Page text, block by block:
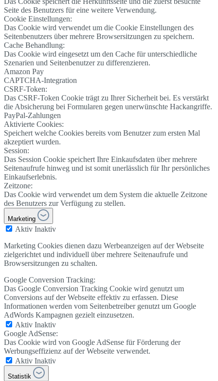
Seite des Benutzers für eine weitere Verwendung.
Cookie Einstellungen:
Das Cookie wird verwendet um die Cookie Einstellungen des
Seitenbenutzers über mehrere Browsersitzungen zu speichern.
Cache Behandlung:
Das Cookie wird eingesetzt um den Cache für unterschiedliche
Szenarien und Seitenbenutzer zu differenzieren.
Amazon Pay
CAPTCHA-Integration
CSRF-Token:
Das CSRF-Token Cookie trägt zu Ihrer Sicherheit bei. Es verstärkt
die Absicherung bei Formularen gegen unerwünschte Hackangriffe.
PayPal-Zahlungen
Aktivierte Cookies:
Speichert welche Cookies bereits vom Benutzer zum ersten Mal
akzeptiert wurden.
Session:
Das Session Cookie speichert Ihre Einkaufsdaten über mehrere
Seitenaufrufe hinweg und ist somit unerlässlich für Ihr persönliches
Einkaufserlebnis.
Zeitzone:
Das Cookie wird verwendet um dem System die aktuelle Zeitzone
des Benutzers zur Verfügung zu stellen.
Marketing
Aktiv Inaktiv
Marketing Cookies dienen dazu Werbeanzeigen auf der Webseite
zielgerichtet und individuell über mehrere Seitenaufrufe und
Browsersitzungen zu schalten.
Google Conversion Tracking:
Das Google Conversion Tracking Cookie wird genutzt um
Conversions auf der Webseite effektiv zu erfassen. Diese
Informationen werden vom Seitenbetreiber genutzt um Google
AdWords Kampagnen gezielt einzusetzen.
Aktiv Inaktiv
Google AdSense:
Das Cookie wird von Google AdSense für Förderung der
Werbungseffizienz auf der Webseite verwendet.
Aktiv Inaktiv
Statistik